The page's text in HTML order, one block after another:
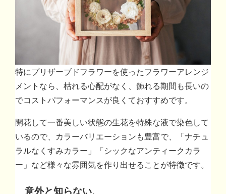
特にプリザーブドフラワーを使ったフラワーアレンジ
メントなら、枯れる心配がなく、飾れる期間も長いの
でコストパフォーマンスが良くておすすめです。
開花して一番美しい状態の生花を特殊な液で染色して
いるので、カラーバリエーションも豊富で、「ナチュ
ラルなくすみカラー」「シックなアンティークカラ
ー」など様々な雰囲気を作り出せることが特徴です。
意外と知らない、